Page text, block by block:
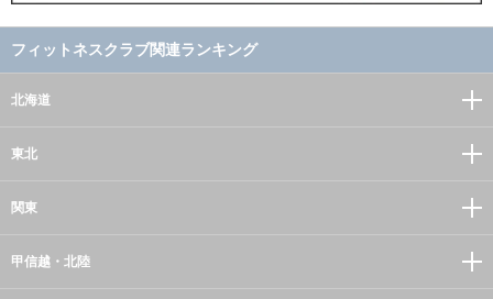
フィットネスクラブ関連ランキング
北海道
東北
関東
甲信越・北陸